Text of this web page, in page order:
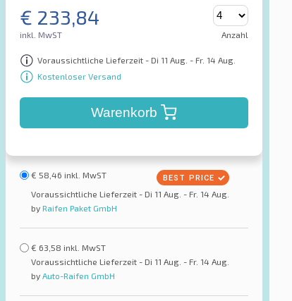
€ 233,84
inkl. MwST Anzahl
Voraussichtliche Lieferzeit - Di 11 Aug. - Fr. 14 Aug.
Kostenloser Versand
Warenkorb
€ 58,46 inkl. MwST
Voraussichtliche Lieferzeit - Di 11 Aug. - Fr. 14 Aug.
by Raifen Paket GmbH
€ 63,58 inkl. MwST
Voraussichtliche Lieferzeit - Di 11 Aug. - Fr. 14 Aug.
by Auto-Raifen GmbH